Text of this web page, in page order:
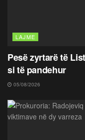
LAJME
Pesë zyrtarë të
si të pandehur
05/08/2026